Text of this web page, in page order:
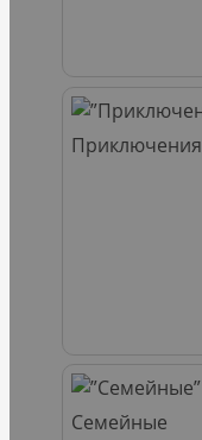
Приключения
Семейные